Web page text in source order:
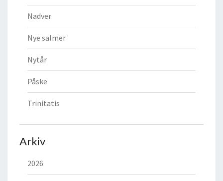
Nadver
Nye salmer
Nytår
Påske
Trinitatis
Arkiv
2026